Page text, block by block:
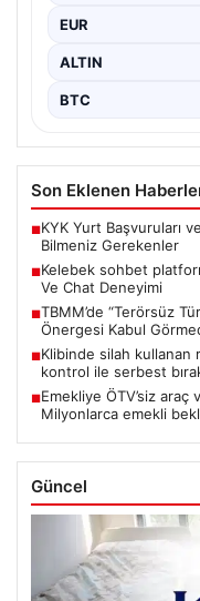
EUR
ALTIN
BTC
Son Eklenen
■KYK Yurt Başvuruları
Bilmeniz Gerekenler
■Kelebek sohbet
Ve Chat Deneyimi
■TBMM’de “Terörsüz
Önergesi Kabul
■Klibinde silah kullanan
kontrol ile serbest
■Emekliye ÖTV’siz araç
Milyonlarca emekli
Güncel